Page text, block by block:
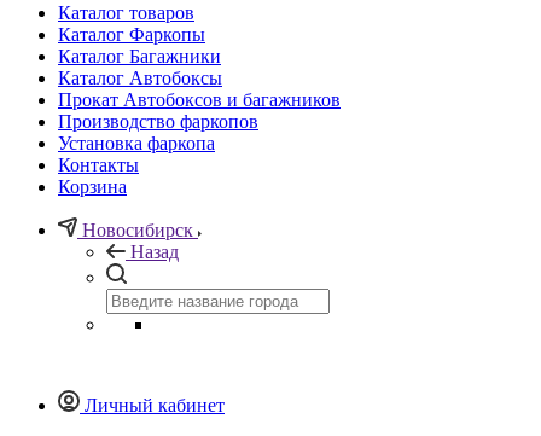
Каталог товаров
Каталог Фаркопы
Каталог Багажники
Каталог Автобоксы
Прокат Автобоксов и багажников
Производство фаркопов
Установка фаркопа
Контакты
Корзина
Новосибирск
Назад
Личный кабинет